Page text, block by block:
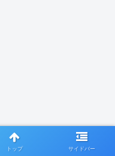
トップ サイドバー